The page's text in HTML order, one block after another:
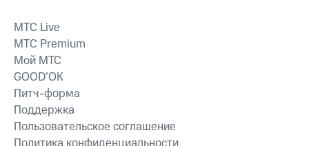
MTС Live
MTС Premium
Мой МТС
GOOD’OK
Питч-форма
Поддержка
Пользовательское соглашение